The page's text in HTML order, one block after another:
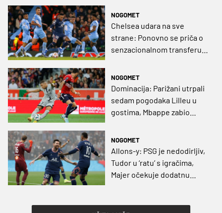
NOGOMET
Chelsea udara na sve
strane: Ponovno se priča o
senzacionalnom transferu
NOGOMET
Dominacija: Parižani utrpali
sedam pogodaka Lilleu u
gostima, Mbappe zabio
(VIDEO)
NOGOMET
Allons-y: PSG je nedodirljiv,
Tudor u ‘ratu’ s igračima,
Majer očekuje dodatnu